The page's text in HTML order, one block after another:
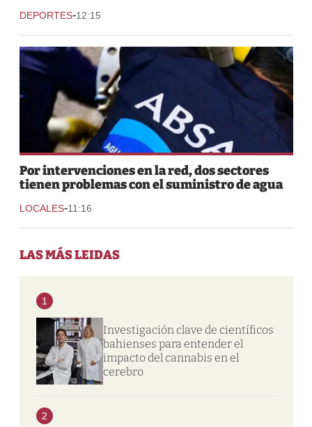
DEPORTES-12:15
Por intervenciones en la red, dos sectores
tienen problemas con el suministro de agua
LOCALES-11:16
LAS MÁS LEIDAS
1
Investigación clave de científicos
bahienses para entender el
impacto del cannabis en el
cerebro
2